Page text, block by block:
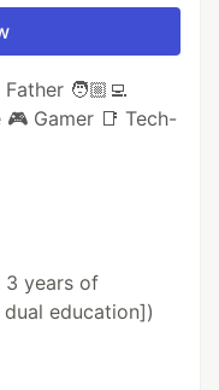
🧑🏼‍💻
Gamer 📑 Tech-
3 years of
education])